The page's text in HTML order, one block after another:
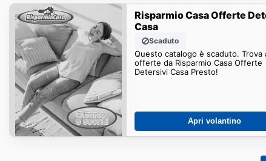
Risparmio Casa Offerte
Casa
Scaduto
Questo catalogo è scaduto. Trova
offerte da Risparmio Casa Offerte
Detersivi Casa Presto!
Apri volantino